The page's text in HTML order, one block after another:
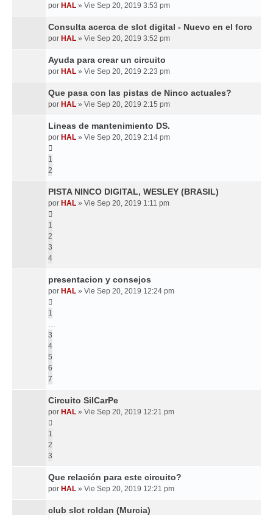
por HAL » Vie Sep 20, 2019 3:53 pm
Consulta acerca de slot digital - Nuevo en el foro
por HAL » Vie Sep 20, 2019 3:52 pm
Ayuda para crear un circuito
por HAL » Vie Sep 20, 2019 2:23 pm
Que pasa con las pistas de Ninco actuales?
por HAL » Vie Sep 20, 2019 2:15 pm
Lineas de mantenimiento DS.
por HAL » Vie Sep 20, 2019 2:14 pm
1
2
PISTA NINCO DIGITAL, WESLEY (BRASIL)
por HAL » Vie Sep 20, 2019 1:11 pm
1
2
3
4
presentacion y consejos
por HAL » Vie Sep 20, 2019 12:24 pm
1
…
3
4
5
6
7
Circuito SilCarPe
por HAL » Vie Sep 20, 2019 12:21 pm
1
2
3
Que relación para este circuito?
por HAL » Vie Sep 20, 2019 12:21 pm
club slot roldan (Murcia)